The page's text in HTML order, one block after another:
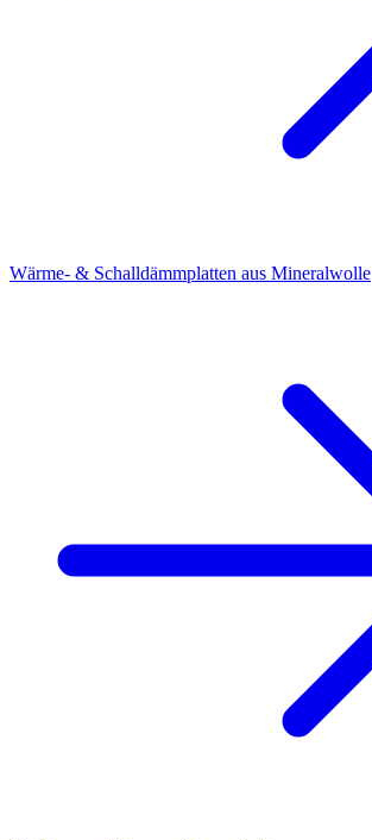
Wärme- & Schalldämmplatten aus Mineralwolle